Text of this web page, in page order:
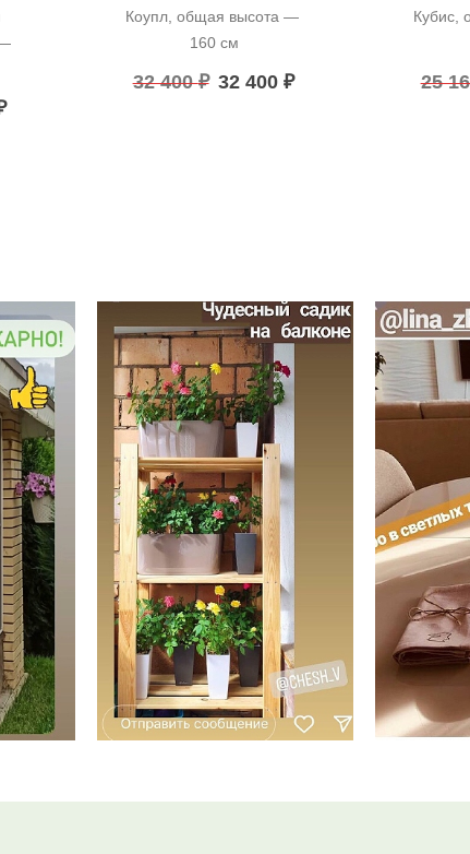
Коупл, общая высота —
160 см
32 400₽ 32 400₽
Кубис,
25